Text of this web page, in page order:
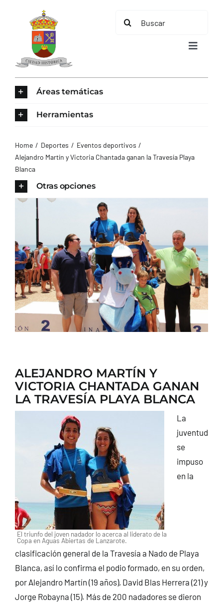
contenido
Buscar:
Toggle
AYUNTAMIENTO
TURISMO
CONTACTO
Áreas temáticas
Herramientas
Home Deportes
Eventos deportivos
Alejandro Martín y Victoria Chantada ganan la Travesía Playa
Blanca
Otras opciones
ALEJANDRO MARTÍN Y
VICTORIA CHANTADA GANAN
LA TRAVESÍA PLAYA BLANCA
El triunfo del joven nadador lo acerca al liderato de la
Copa en Aguas Abiertas de Lanzarote.
La
juventud
se
impuso
en la
clasificación general de la Travesía a Nado de Playa
Blanca, así lo confirma el podio formado, en su orden,
por Alejandro Martín (19 años), David Blas Herrera (21) y
Jorge Robayna (15). Más de 200 nadadores se dieron